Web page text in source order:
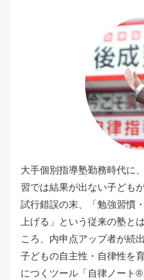
大手個別指導塾勤務時代に
習では結果が出ない子ども
試行錯誤の末、「勉強習慣
上げる」という従来の塾と
ころ、内申点アップ者が続出
子どもの自主性・自律性を
につくツール「自律ノート